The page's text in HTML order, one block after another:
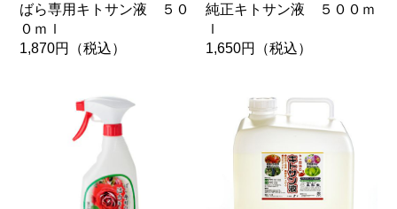
ばら専用キトサン液 ５０
０ｍｌ
1,870円 （税込）
純正キトサン液 ５００ｍ
ｌ
1,650円 （税込）